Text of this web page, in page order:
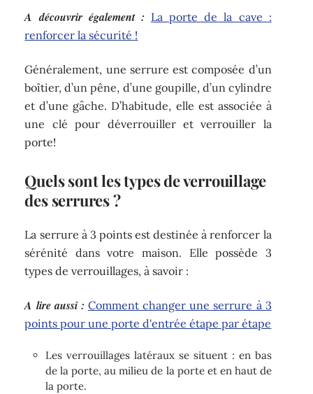
A découvrir également : La porte de la cave :
renforcer la sécurité !
Généralement, une serrure est composée d’un
boîtier, d’un pêne, d’une goupille, d’un cylindre
et d’une gâche. D’habitude, elle est associée à
une clé pour déverrouiller et verrouiller la
porte!
Quels sont les types de verrouillage
des serrures ?
La serrure à 3 points est destinée à renforcer la
sérénité dans votre maison. Elle possède 3
types de verrouillages, à savoir :
A lire aussi : Comment changer une serrure à 3
points pour une porte d'entrée étape par étape
Les verrouillages latéraux se situent : en bas
de la porte, au milieu de la porte et en haut de
la porte.